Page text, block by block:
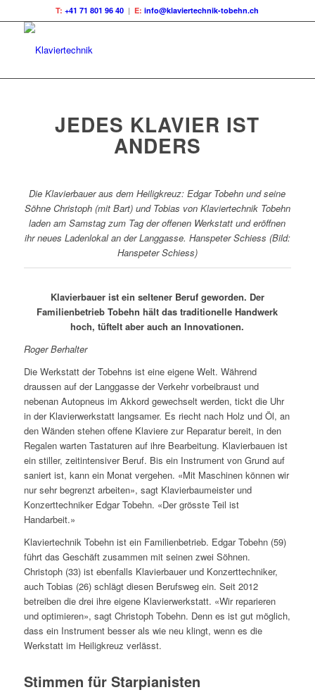
T: +41 71 801 96 40 | E: info@klaviertechnik-tobehn.ch
JEDES KLAVIER IST
ANDERS
Die Klavierbauer aus dem Heiligkreuz: Edgar Tobehn und seine
Söhne Christoph (mit Bart) und Tobias von Klaviertechnik Tobehn
laden am Samstag zum Tag der offenen Werkstatt und eröffnen
ihr neues Ladenlokal an der Langgasse. Hanspeter Schiess (Bild:
Hanspeter Schiess)
Klavierbauer ist ein seltener Beruf geworden. Der
Familienbetrieb Tobehn hält das traditionelle Handwerk
hoch, tüftelt aber auch an Innovationen.
Roger Berhalter
Die Werkstatt der Tobehns ist eine eigene Welt. Während
draussen auf der Langgasse der Verkehr vorbeibraust und
nebenan Autopneus im Akkord gewechselt werden, tickt die Uhr
in der Klavierwerkstatt langsamer. Es riecht nach Holz und Öl, an
den Wänden stehen offene Klaviere zur Reparatur bereit, in den
Regalen warten Tastaturen auf ihre Bearbeitung. Klavierbauen ist
ein stiller, zeitintensiver Beruf. Bis ein Instrument von Grund auf
saniert ist, kann ein Monat vergehen. «Mit Maschinen können wir
nur sehr begrenzt arbeiten», sagt Klavierbaumeister und
Konzerttechniker Edgar Tobehn. «Der grösste Teil ist
Handarbeit.»
Klaviertechnik Tobehn ist ein Familienbetrieb. Edgar Tobehn (59)
führt das Geschäft zusammen mit seinen zwei Söhnen.
Christoph (33) ist ebenfalls Klavierbauer und Konzerttechniker,
auch Tobias (26) schlägt diesen Berufsweg ein. Seit 2012
betreiben die drei ihre eigene Klavierwerkstatt. «Wir reparieren
und optimieren», sagt Christoph Tobehn. Denn es ist gut möglich,
dass ein Instrument besser als wie neu klingt, wenn es die
Werkstatt im Heiligkreuz verlässt.
Stimmen für Starpianisten